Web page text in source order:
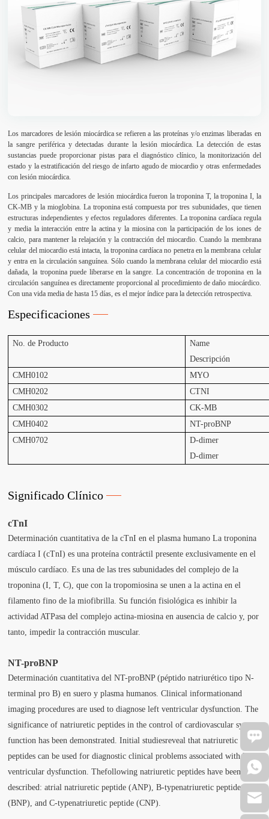
Los marcadores de lesión miocárdica se refieren a las proteínas y/o enzimas liberadas en
la sangre periférica y detectadas durante la lesión miocárdica. La detección de estas
sustancias puede proporcionar pistas para el diagnóstico clínico, la monitorización del
estado y la estratificación del riesgo de infarto agudo de miocardio y otras enfermedades
con lesión miocárdica.
Los principales marcadores de lesión miocárdica fueron la troponina T, la troponina I, la
CK-MB y la mioglobina. La troponina está compuesta por tres subunidades, que tienen
estructuras independientes y efectos reguladores diferentes. La troponina cardíaca regula
y media la interacción entre la actina y la miosina con la participación de los iones de
calcio, para mantener la relajación y la contracción del miocardio. Cuando la membrana
celular del miocardio está intacta, la troponina cardíaca no penetra en la membrana celular
y entra en la circulación sanguínea. Sólo cuando la membrana celular del miocardio está
dañada, la troponina puede liberarse en la sangre. La concentración de troponina en la
circulación sanguínea es directamente proporcional al procedimiento de daño miocárdico.
Con una vida media de hasta 15 días, es el mejor índice para la detección retrospectiva.
Especificaciones
No. de Producto
Name
Descripción
CMH0102
MYO
CMH0202
CTNI
CMH0302
CK-MB
CMH0402
NT-proBNP
CMH0702
D-dimer
D-dimer
Significado Clínico
cTnI
Determinación cuantitativa de la cTnI en el plasma humano La troponina
cardíaca I (cTnI) es una proteína contráctil presente exclusivamente en el
músculo cardíaco. Es una de las tres subunidades del complejo de la
troponina (I, T, C), que con la tropomiosina se unen a la actina en el
filamento fino de la miofibrilla. Su función fisiológica es inhibir la
actividad ATPasa del complejo actina-miosina en ausencia de calcio y, por
tanto, impedir la contracción muscular.
NT-proBNP
Determinación cuantitativa del NT-proBNP (péptido natriurético tipo N-
terminal pro B) en suero y plasma humanos. Clinical informationand
imaging procedures are used to diagnose left ventricular dysfunction. The
significance of natriuretic peptides in the control of cardiovascular system
function has been demonstrated. Initial studiesreveal that natriuretic
peptides can be used for diagnostic clinical problems associated with left
ventricular dysfunction. Thefollowing natriuretic peptides have been
described: atrial natriuretic peptide (ANP), B-typenatriuretic peptide
(BNP), and C-typenatriuretic peptide (CNP).